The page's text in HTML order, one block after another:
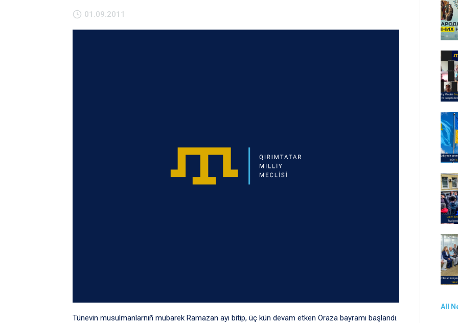
01.09.2011
Tünevin musulmanlarnıñ mubarek Ramazan ayı bitip, üç kün devam etken Oraza bayramı başlandı.
All